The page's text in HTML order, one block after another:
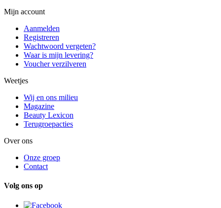
Mijn account
Aanmelden
Registreren
Wachtwoord vergeten?
Waar is mijn levering?
Voucher verzilveren
Weetjes
Wij en ons milieu
Magazine
Beauty Lexicon
Terugroepacties
Over ons
Onze groep
Contact
Volg ons op